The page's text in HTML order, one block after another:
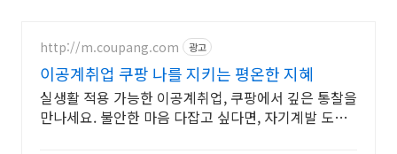
http://m.coupang.com 광고
이공계취업 쿠팡 나를 지키는 평온한 지혜
실생활 적용 가능한 이공계취업, 쿠팡에서 깊은 통찰을
만나세요. 불안한 마음 다잡고 싶다면, 자기계발 도서,